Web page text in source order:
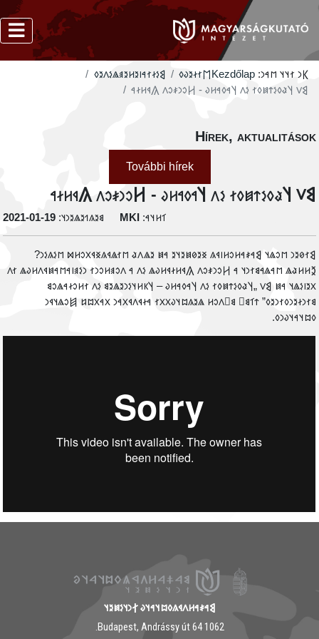
𐲞𐳙 𐳐𐳦𐳦 𐳮𐳀𐳙:
Kezdőlap
‮𐲮𐳐𐳇𐳉𐳜𐳓
‮𐲘𐳋𐳇𐳐𐳀𐳥𐳉𐳢𐳉𐳠𐳖𐳋𐳤𐳉𐳓
‮𐲘𐳻 𐲦𐳟𐳓𐳋𐳄𐳯𐳓𐳐 𐳋𐳤 𐲦𐳀𐳓𐳀𐳢𐳜 - 𐲢𐳛𐳙𐳎𐳛𐳤 𐲍𐳁𐳢𐳇𐳀
Hírek,
További hírek
‮𐲘𐳻 𐲦𐳟𐳓𐳋𐳄𐳯𐳓𐳐 𐳋𐳤 𐲦𐳀𐳓𐳀𐳢𐳜 - 𐲢𐳛𐳙𐳎𐳛𐳤
𐳑𐳢𐳦𐳀:
MKI
𐳘𐳉𐳍𐳒𐳉𐳖𐳉𐳙𐳦:
‭2021-01-19
‮𐲘𐳐𐳗𐳉𐳙 𐳮𐳛𐳖𐳦 𐲘𐳀𐳎𐳀𐳢𐳛𐳢𐳥𐳁𐳍 𐳏𐳉𐳗𐳯𐳉𐳦𐳉 𐳀𐳯 𐳉𐳖𐳤𐳟 𐳮𐳐𐳖𐳁𐳍𐳏𐳁𐳂𐳛𐳢𐳫
𐲉𐳢𐳢𐳟𐳖 𐳮𐳀𐳖𐳀𐳘𐳐𐳙𐳦 𐳀 𐲢𐳛𐳙𐳎𐳛𐳤 𐲍𐳁𐳢𐳇𐳁𐳢𐳜𐳖 𐳋𐳤 𐳀 𐳤𐳛𐳠𐳢𐳛𐳙𐳐 𐳙𐳋𐳠𐳥𐳀𐳮𐳀𐳯𐳁𐳤𐳢𐳜𐳖
𐳂𐳉𐳥𐳋𐳖𐳦 𐳀𐳯 𐲘𐳻 „𐲦𐳟𐳓𐳋𐳄𐳯𐳓𐳐 𐳋𐳤 𐲦𐳀𐳓𐳀𐳢𐳜 – 𐲦𐳞𐳢𐳦𐳋𐳙𐳉𐳖𐳉𐳘 𐳋𐳤
𐳘𐳐𐳙𐳇𐳉𐳙𐳓𐳐𐳙𐳉𐳓” 𐳄𐳑𐳘𐳹 𐳘𐳹𐳤𐳛𐳢 𐳖𐳉𐳍𐳪𐳦𐳜𐳂𐳂𐳐 𐳀𐳇𐳁𐳤𐳁𐳂𐳀𐳙 𐳼𐳀𐳂𐳪𐳆
𐲘𐳀𐳎𐳀𐳢𐳤𐳁𐳍𐳓𐳪𐳦𐳀𐳦𐳜 𐲐𐳙𐳦𐳋𐳯𐳉𐳦
1062 Budapest, Andrássy út 64.